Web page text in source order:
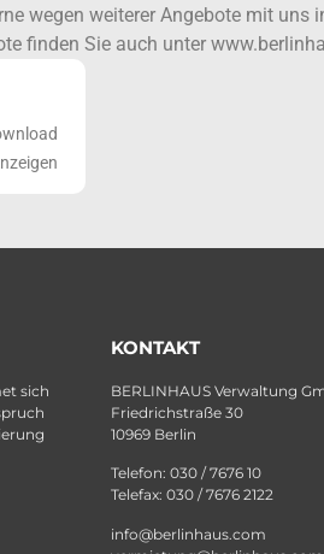
wegen weiterer Angebote mit uns
finden Sie auch unter
sich
KONTAKT
BERLINHAUS Verwaltung
Friedrichstraße 30
10969 Berlin
Telefon: 030 / 7676 10
Telefax: 030 / 7676 2122
info@berlinhaus.com